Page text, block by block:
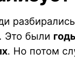
. Это были
. Но потом